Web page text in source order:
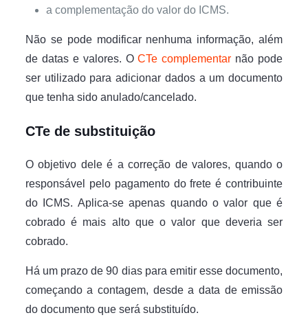
a complementação do valor do ICMS.
Não se pode modificar nenhuma informação, além
de datas e valores. OCTe complementar não pode
ser utilizado para adicionar dados a um documento
que tenha sido anulado/cancelado.
CTe de substituição
O objetivo dele é a correção de valores, quando o
responsável pelo pagamento do frete é contribuinte
do ICMS. Aplica-se apenas quando o valor que é
cobrado é mais alto que o valor que deveria ser
cobrado.
Há um prazo de 90 dias para emitir esse documento,
começando a contagem, desde a data de emissão
do documento que será substituído.